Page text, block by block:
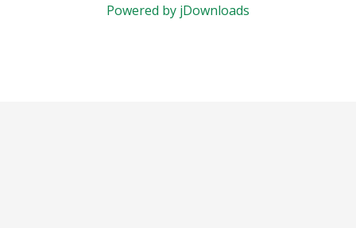
Powered by jDownloads